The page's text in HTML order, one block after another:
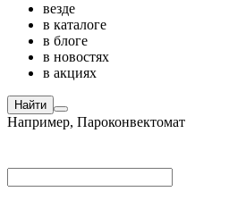
везде
в каталоге
в блоге
в новостях
в акциях
Найти
Например, Пароконвектомат